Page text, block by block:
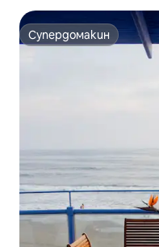
Супердомакин
Супердомакин